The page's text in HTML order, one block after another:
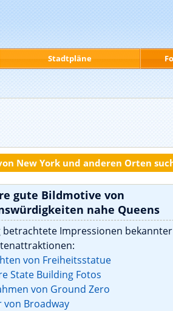
New York und anderen Orten
gute Bildmotive von
nahe Queens
betrachtete Impressionen bekannter
von Freiheitsstatue
State Building Fotos
von Ground Zero
von Broadway
Stadtpläne